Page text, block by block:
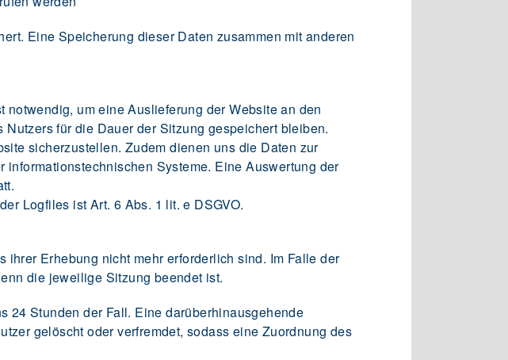
Eine Speicherung dieser Daten zusammen mit anderen
um eine Auslieferung der Website an den
für die Dauer der Sitzung gespeichert bleiben.
sicherzustellen. Zudem dienen uns die Daten zur
Systeme. Eine Auswertung der
Logfiles ist Art. 6 Abs. 1 lit. e DSGVO.
Erhebung nicht mehr erforderlich sind. Im Falle der
die jeweilige Sitzung beendet ist.
24 Stunden der Fall. Eine darüberhinausgehende
gelöscht oder verfremdet, sodass eine Zuordnung des